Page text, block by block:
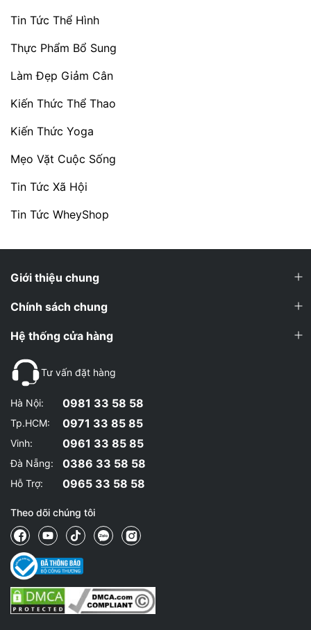
Tin Tức Thể Hình
Thực Phẩm Bổ Sung
Làm Đẹp Giảm Cân
Kiến Thức Thể Thao
Kiến Thức Yoga
Mẹo Vặt Cuộc Sống
Tin Tức Xã Hội
Tin Tức WheyShop
Giới thiệu chung
Chính sách chung
Hệ thống cửa hàng
Tư vấn đặt hàng
Hà Nội: 0981 33 58 58
Tp.HCM: 0971 33 85 85
Vinh: 0961 33 85 85
Đà Nẵng: 0386 33 58 58
Hỗ Trợ: 0965 33 58 58
Theo dõi chúng tôi